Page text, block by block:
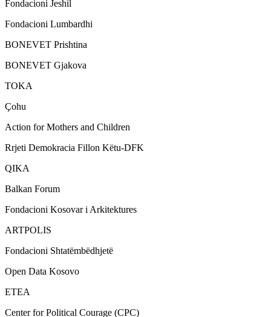
Fondacioni Jeshil
Fondacioni Lumbardhi
BONEVET Prishtina
BONEVET Gjakova
TOKA
Çohu
Action for Mothers and Children
Rrjeti Demokracia Fillon Këtu-DFK
QIKA
Balkan Forum
Fondacioni Kosovar i Arkitektures
ARTPOLIS
Fondacioni Shtatëmbëdhjetë
Open Data Kosovo
ETEA
Center for Political Courage (CPC)